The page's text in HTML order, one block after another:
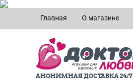
Главная О магазине
АНОНИМНАЯ ДОСТАВКА 24/7